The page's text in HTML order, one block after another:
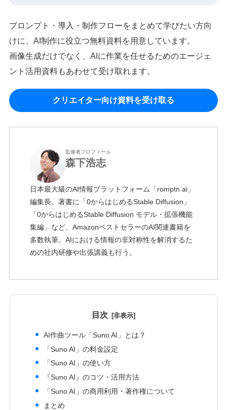
プロンプト・導入・制作フローをまとめて学びたい方向
けに、AI制作に役立つ無料資料を用意しています。
画像生成だけでなく、AIに作業を任せるためのエージェ
ント活用資料もあわせて受け取れます。
クリエイター向け資料を受け取る
監修者プロフィール
森下浩志
日本最大級のAI情報プラットフォーム「romptn ai」
編集長。著書に「0からはじめるStable Diffusion」
「0からはじめるStable Diffusion モデル・拡張機能
集編」など、AmazonベストセラーのAI関連書籍を
多数執筆。AIにおける情報の非対称性を解消するた
めの社内研修や出張講義も行う。
目次
AI作曲ツール「Suno AI」とは？
「Suno AI」の料金設定
「Suno AI」の使い方
『Suno AI』のコツ・活用方法
「Suno AI」の商用利用・著作権について
まとめ